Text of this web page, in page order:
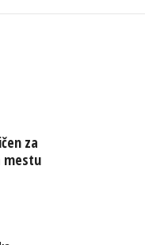
za
mestu